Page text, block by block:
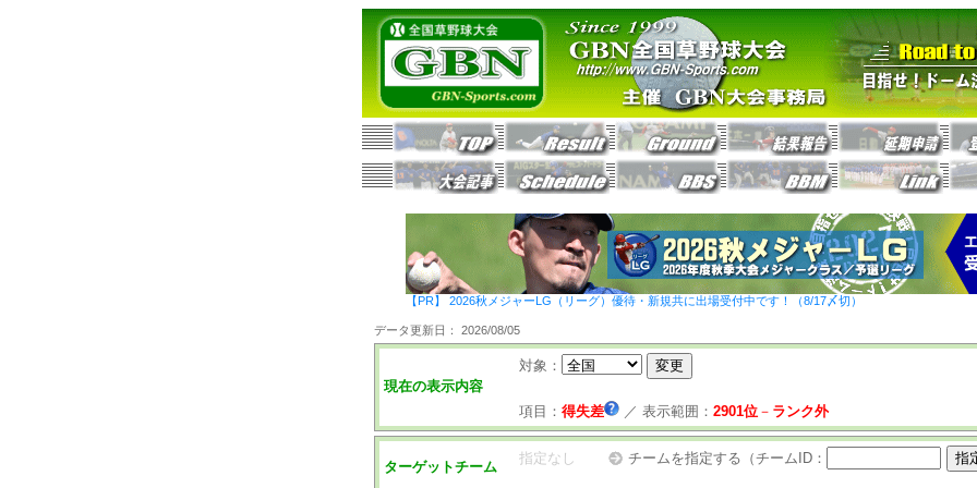
【PR】 2026秋メジャーLG（リーグ）優待・新規共に出場受付中です！（8/17〆切）
データ更新日： 2026/08/05
現在の表示内容
対象：
項目： 得失差 ／ 表示範囲： 2901位－ ランク外
ターゲットチーム
指定なし チームを指定する（チームID：